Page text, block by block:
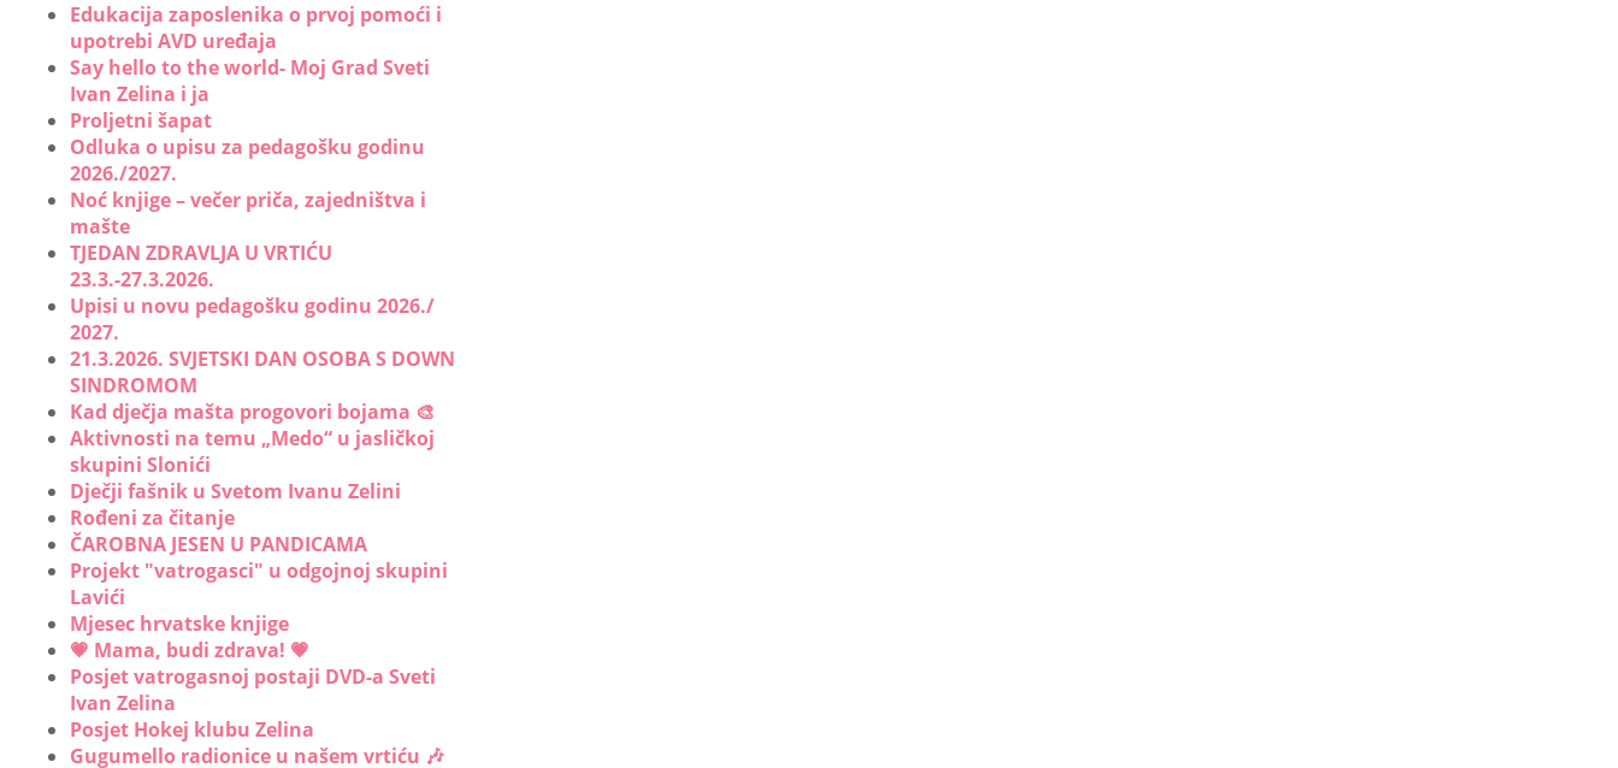
Edukacija zaposlenika o prvoj pomoći i
upotrebi AVD uređaja
Say hello to the world- Moj Grad Sveti
Ivan Zelina i ja
Proljetni šapat
Odluka o upisu za pedagošku godinu
2026./2027.
Noć knjige – večer priča, zajedništva i
mašte
TJEDAN ZDRAVLJA U VRTIĆU
23.3.-27.3.2026.
Upisi u novu pedagošku godinu 2026./
2027.
21.3.2026. SVJETSKI DAN OSOBA S DOWN
SINDROMOM
Kad dječja mašta progovori bojama 🎨
Aktivnosti na temu „Medo“ u jasličkoj
skupini Slonići
Dječji fašnik u Svetom Ivanu Zelini
Rođeni za čitanje
ČAROBNA JESEN U PANDICAMA
Projekt "vatrogasci" u odgojnoj skupini
Lavići
Mjesec hrvatske knjige
💗 Mama, budi zdrava! 💗
Posjet vatrogasnoj postaji DVD-a Sveti
Ivan Zelina
Posjet Hokej klubu Zelina
Gugumello radionice u našem vrtiću 🎶